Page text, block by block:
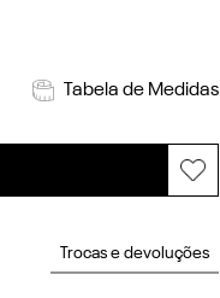
Tabela de Medidas
Trocas e devoluções